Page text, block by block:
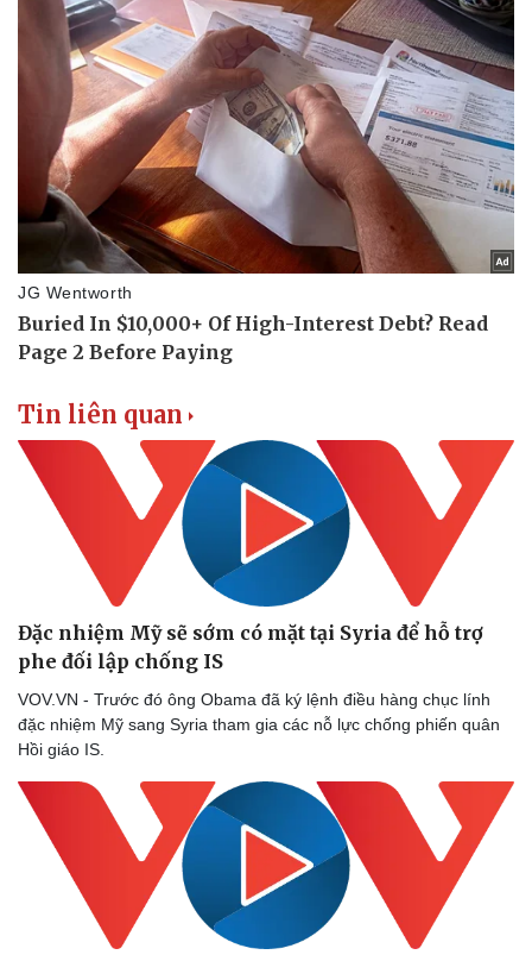
Sức khỏe
Dinh dưỡng - món ngon
Cây thuốc
Sản phụ khoa
Nam khoa
Làm đẹp - giảm cân
Phòng mạch online
Ăn sạch sống khỏe
Đời sống
Blog
Tin liên quan
Đặc nhiệm Mỹ sẽ sớm có mặt tại Syria để hỗ trợ
phe đối lập chống IS
VOV.VN - Trước đó ông Obama đã ký lệnh điều hàng chục lính
đặc nhiệm Mỹ sang Syria tham gia các nỗ lực chống phiến quân
Hồi giáo IS.